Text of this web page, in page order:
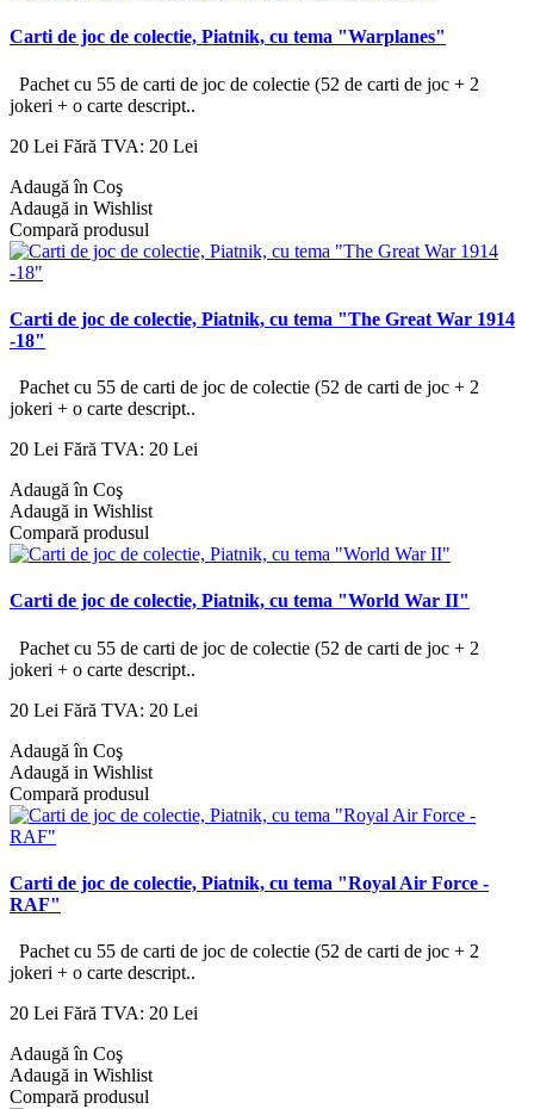
Carti de joc de colectie, Piatnik, cu tema "Warplanes"
Pachet cu 55 de carti de joc de colectie (52 de carti de joc + 2
jokeri + o carte descript..
20 Lei Fără TVA: 20 Lei
Adaugă în Coş
Adaugă in Wishlist
Compară produsul
Carti de joc de colectie, Piatnik, cu tema "The Great War 1914
-18"
Pachet cu 55 de carti de joc de colectie (52 de carti de joc + 2
jokeri + o carte descript..
20 Lei Fără TVA: 20 Lei
Adaugă în Coş
Adaugă in Wishlist
Compară produsul
Carti de joc de colectie, Piatnik, cu tema "World War II"
Pachet cu 55 de carti de joc de colectie (52 de carti de joc + 2
jokeri + o carte descript..
20 Lei Fără TVA: 20 Lei
Adaugă în Coş
Adaugă in Wishlist
Compară produsul
Carti de joc de colectie, Piatnik, cu tema "Royal Air Force -
RAF"
Pachet cu 55 de carti de joc de colectie (52 de carti de joc + 2
jokeri + o carte descript..
20 Lei Fără TVA: 20 Lei
Adaugă în Coş
Adaugă in Wishlist
Compară produsul